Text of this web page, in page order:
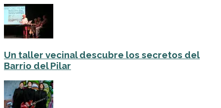
Un taller vecinal descubre los secretos del
Barrio del Pilar